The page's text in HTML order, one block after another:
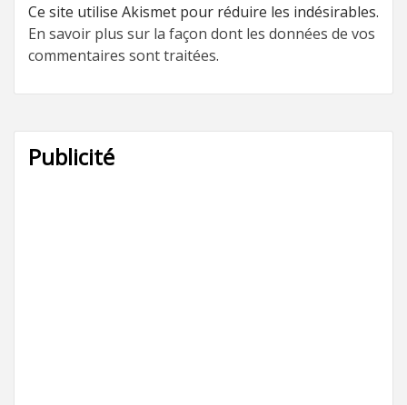
Ce site utilise Akismet pour réduire les indésirables.
En savoir plus sur la façon dont les données de vos
commentaires sont traitées.
Publicité